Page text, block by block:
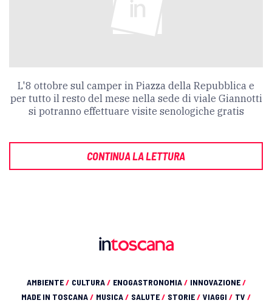
L'8 ottobre sul camper in Piazza della Repubblica e
per tutto il resto del mese nella sede di viale Giannotti
si potranno effettuare visite senologiche gratis
CONTINUA LA LETTURA
AMBIENTE/ CULTURA/ ENOGASTRONOMIA/ INNOVAZIONE/
MADE IN TOSCANA/ MUSICA/ SALUTE/ STORIE/ VIAGGI / TV /